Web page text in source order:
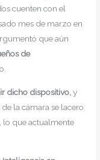
cuenten con el
mes de marzo en
que aún
de
dicho dispositivo,y
la cámara se lacero
lo que actualmente